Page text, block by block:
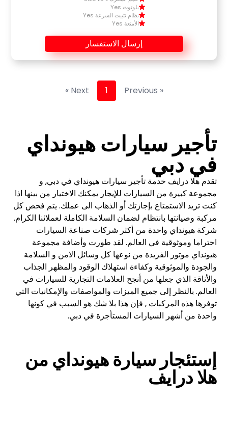
بلوتوث Yes
نظام تثبيت السرعة Yes
الأمتعة Yes
إرسال الاستفسار
« Previous
1
Next »
تأجير سيارات هيونداي
في دبي
تقدم هلا درايف خدمة تأجير سيارات هيونداي في دبي, و
مجموعة كبيرة من السيارات للإيجار يمكنك الاختيار من بينها اذا
كنت تريد الاستمتاع بإجازتك أو الذهاب الى عملك. يتم فحص كل
مركبة وصيانتها بانتظام لضمان السلامة الكاملة لعملائنا الكرام.
شركة هيونداي واحدة من أكثر شركات صناعة السيارات
احتراما وموثوقية في العالم. لقد طورت وأضافة مجموعة
هيونداي موتور الفريدة من نوعها كل وسائل الامن و السلامة
والجودة والموثوقية وكفاءة استهلاك الوقود والمظهر الجذاب
والأناقة الذي جعلها من أنجح العلامات التجارية للسيارات في
العالم. بالنظر إلى جميع الميزات والمواصفات والإمكانيات التي
توفرها هذه المركبات , فإن هذا بلا شك هو السبب في كونها
واحدة من أشهر السيارات المستأجرة في دبي.
إستئجار سيارة هيونداي من
هلا درايف